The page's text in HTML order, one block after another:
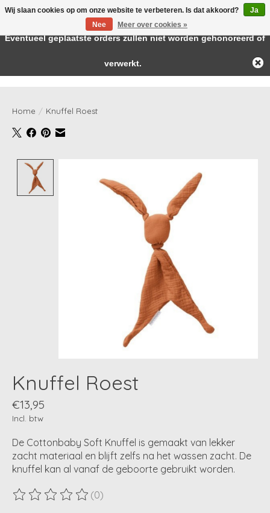
Home / Knuffel Roest
Knuffel Roest
€13,95
Incl. btw
De Cottonbaby Soft Knuffel is gemaakt van lekker
zacht materiaal en blijft zelfs na het wassen zacht. De
knuffel kan al vanaf de geboorte gebruikt worden.
De beoordeling van dit product is
(0)
Wij slaan cookies op om onze website te verbeteren. Is dat akkoord?
Ja
Nee
Meer over cookies »
← Keer terug naar de backofficeDeze winkel is in aanbouw.
Eventueel geplaatste orders zullen niet worden gehonoreerd of
verwerkt.